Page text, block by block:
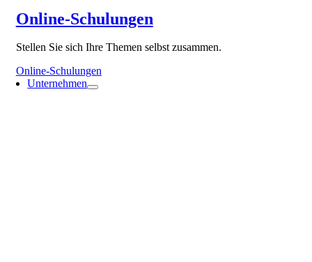
Online-Schulungen
Stellen Sie sich Ihre Themen selbst zusammen.
Online-Schulungen
Unternehmen